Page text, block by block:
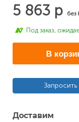
5 863 р
Под заказ,
В
Доставим